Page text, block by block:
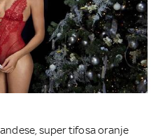
super tifosa oranje